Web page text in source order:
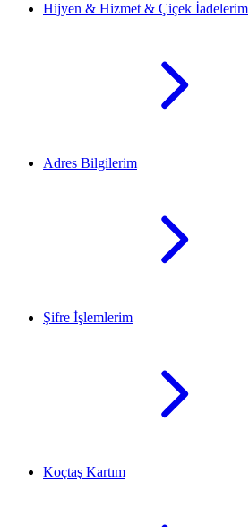
Hijyen & Hizmet & Çiçek İadelerim
Adres Bilgilerim
Şifre İşlemlerim
Koçtaş Kartım